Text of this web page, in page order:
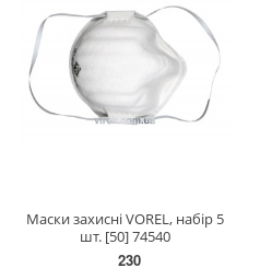
Маски захисні VOREL, набір 5
шт. [50] 74540
230